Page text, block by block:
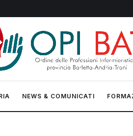
NEWS & COMUNICATI